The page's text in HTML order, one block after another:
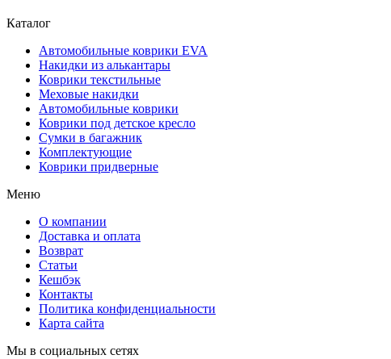
Каталог
Автомобильные коврики EVA
Накидки из алькантары
Коврики текстильные
Меховые накидки
Автомобильные коврики
Коврики под детское кресло
Сумки в багажник
Комплектующие
Коврики придверные
Меню
О компании
Доставка и оплата
Возврат
Статьи
Кешбэк
Контакты
Политика конфиденциальности
Карта сайта
Мы в социальных сетях